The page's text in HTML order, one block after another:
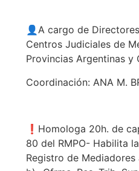
👤A cargo de
Centros Judiciales de
Provincias Argentinas y
Coordinación: ANA M.
❗Homologa 20h. de
80 del RMPO- Habilita
Registro de